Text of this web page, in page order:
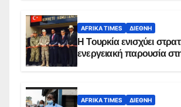
AFRIKA TIMES ΔΙΕΘΝΉ
Η Τουρκία ενισχύει
ενεργειακή παρουσία
AFRIKA TIMES ΔΙΕΘΝΉ